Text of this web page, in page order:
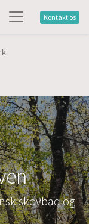
Kontakt os
skovbad og